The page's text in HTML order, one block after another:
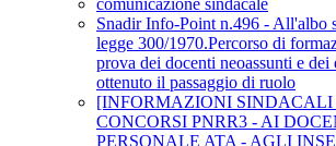
comunicazione sindacale
Snadir Info-Point n.496 - All'albo
legge 300/1970.Percorso di
prova dei docenti neoassunti e dei
ottenuto il passaggio di ruolo
[INFORMAZIONI
CONCORSI PNRR3 - AI
PERSONALE ATA - AGLI